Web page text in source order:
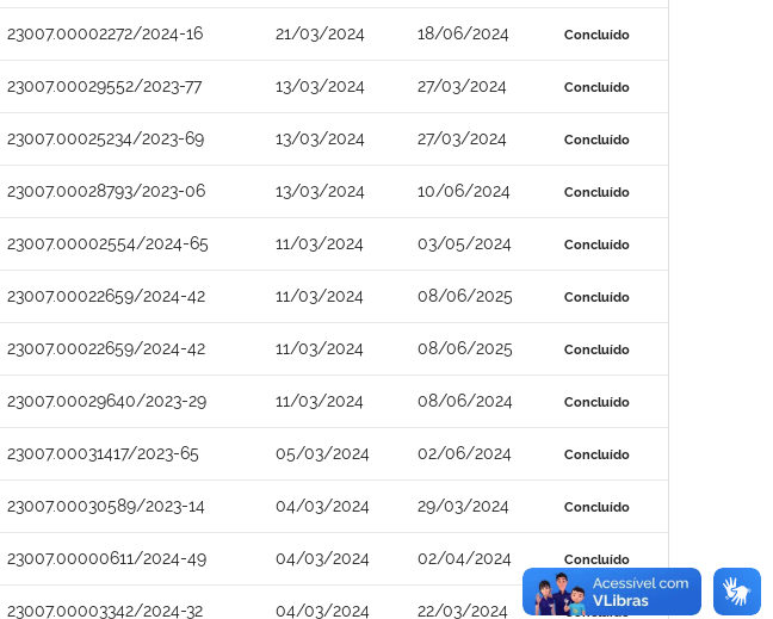
23007.00002272/2024-16 21/03/2024 18/06/2024 Concluído
23007.00029552/2023-77 13/03/2024 27/03/2024 Concluído
23007.00025234/2023-69 13/03/2024 27/03/2024 Concluído
23007.00028793/2023-06 13/03/2024 10/06/2024 Concluído
23007.00002554/2024-65 11/03/2024 03/05/2024 Concluído
23007.00022659/2024-42 11/03/2024 08/06/2025 Concluído
23007.00022659/2024-42 11/03/2024 08/06/2025 Concluído
23007.00029640/2023-29 11/03/2024 08/06/2024 Concluído
23007.00031417/2023-65 05/03/2024 02/06/2024 Concluído
23007.00030589/2023-14 04/03/2024 29/03/2024 Concluído
23007.00000611/2024-49 04/03/2024 02/04/2024 Concluído
23007.00003342/2024-32 04/03/2024 22/03/2024 Concluído